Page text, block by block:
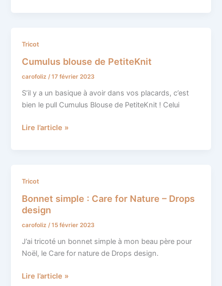
Tricot
Cumulus blouse de PetiteKnit
carofoliz/17 février 2023
S’il y a un basique à avoir dans vos placards, c’est
bien le pull Cumulus Blouse de PetiteKnit ! Celui
Cumulus
de
PetiteKnit
Lire l’article »
Tricot
Bonnet simple : Care for Nature – Drops
design
carofoliz/15 février 2023
J’ai tricoté un bonnet simple à mon beau père pour
Noël, le Care for nature de Drops design.
Bonnet
:
Care
for
Nature
–
design
Lire l’article »